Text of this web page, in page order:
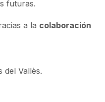
futuras.
a la colaboración
Vallès.